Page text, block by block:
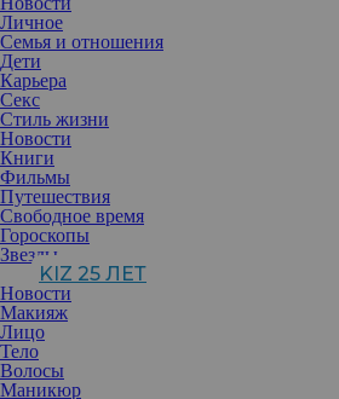
Личное
Семья и отношения
Дети
Карьера
Секс
Стиль жизни
Новости
Книги
Фильмы
Путешествия
Свободное время
Гороскопы
Звезды
KIZ 25 ЛЕТ
Новости
Макияж
Лицо
Тело
Волосы
Маникюр
Зима — не повод спрятать волосы под
окрашивании. Наоборот, следует более
отнестись.
В холодное время года волосы
хватает питания, влаги и кислорода.
хочется освежить цвет, придать
это легко сделать, просто для этого
внимания и заботы, чем обычно.
Узнаем, что можно и чего нельзя делать
зимой.
1. При окрашивании выбирайте теплые
Чтобы зимой волосы выглядели
стилисты советуют выбирать более
шоколадный, теплый каштановый или
можно попробовать даже медно-